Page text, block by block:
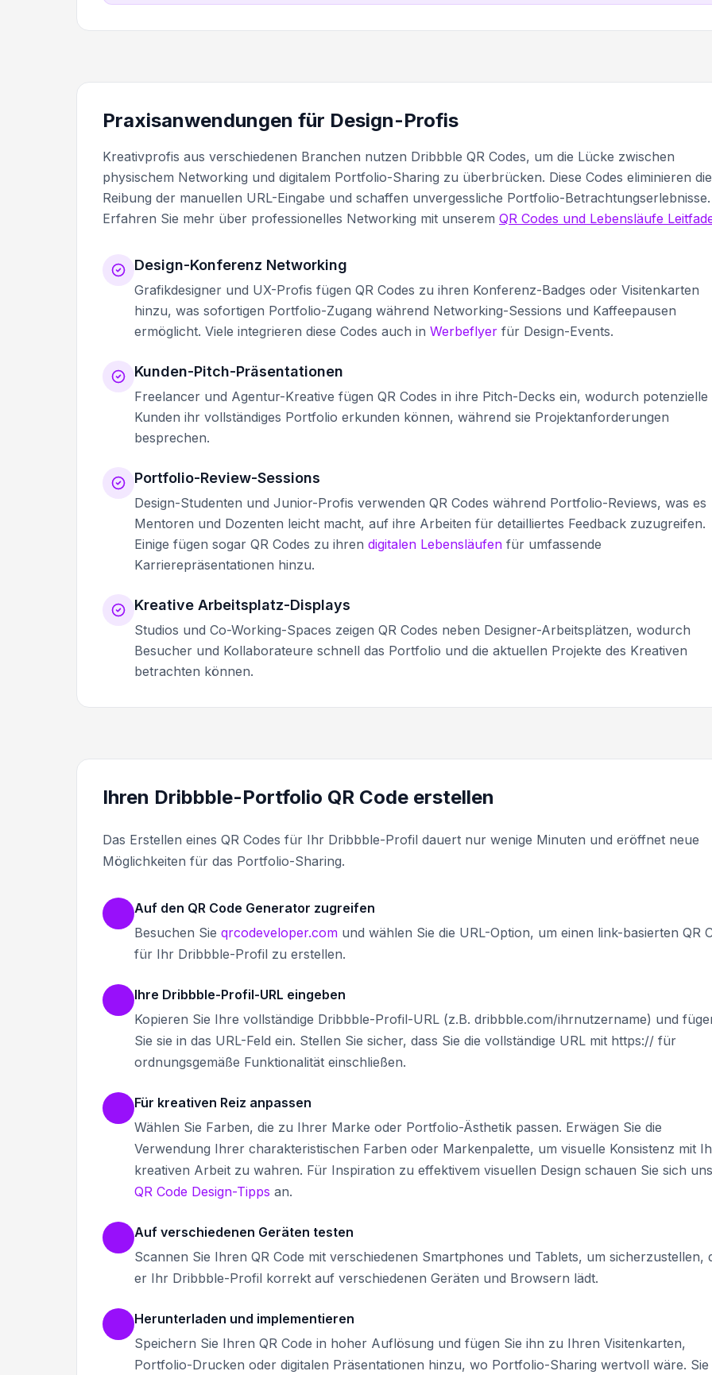
Praxisanwendungen für Design-Profis
Kreativprofis aus verschiedenen Branchen nutzen Dribbble QR Codes, um die Lücke zwischen
physischem Networking und digitalem Portfolio-Sharing zu überbrücken. Diese Codes eliminieren die
Reibung der manuellen URL-Eingabe und schaffen unvergessliche Portfolio-Betrachtungserlebnisse.
Erfahren Sie mehr über professionelles Networking mit unserem QR Codes und Lebensläufe
Design-Konferenz Networking
Grafikdesigner und UX-Profis fügen QR Codes zu ihren Konferenz-Badges oder Visitenkarten
hinzu, was sofortigen Portfolio-Zugang während Networking-Sessions und Kaffeepausen
ermöglicht. Viele integrieren diese Codes auch in Werbeflyer für Design-Events.
Kunden-Pitch-Präsentationen
Freelancer und Agentur-Kreative fügen QR Codes in ihre Pitch-Decks ein, wodurch potenzielle
Kunden ihr vollständiges Portfolio erkunden können, während sie Projektanforderungen
besprechen.
Portfolio-Review-Sessions
Design-Studenten und Junior-Profis verwenden QR Codes während Portfolio-Reviews, was es
Mentoren und Dozenten leicht macht, auf ihre Arbeiten für detailliertes Feedback zuzugreifen.
Einige fügen sogar QR Codes zu ihren digitalen Lebensläufen für umfassende
Karrierepräsentationen hinzu.
Kreative Arbeitsplatz-Displays
Studios und Co-Working-Spaces zeigen QR Codes neben Designer-Arbeitsplätzen, wodurch
Besucher und Kollaborateure schnell das Portfolio und die aktuellen Projekte des Kreativen
betrachten können.
Ihren Dribbble-Portfolio QR Code erstellen
Das Erstellen eines QR Codes für Ihr Dribbble-Profil dauert nur wenige Minuten und eröffnet neue
Möglichkeiten für das Portfolio-Sharing.
Auf den QR Code Generator zugreifen
Besuchen Sie qrcodeveloper.com und wählen Sie die URL-Option, um einen link-basierten QR
für Ihr Dribbble-Profil zu erstellen.
Ihre Dribbble-Profil-URL eingeben
Kopieren Sie Ihre vollständige Dribbble-Profil-URL (z.B. dribbble.com/ihrnutzername) und
Sie sie in das URL-Feld ein. Stellen Sie sicher, dass Sie die vollständige URL mit https:// für
ordnungsgemäße Funktionalität einschließen.
Für kreativen Reiz anpassen
Wählen Sie Farben, die zu Ihrer Marke oder Portfolio-Ästhetik passen. Erwägen Sie die
Verwendung Ihrer charakteristischen Farben oder Markenpalette, um visuelle Konsistenz mit
kreativen Arbeit zu wahren. Für Inspiration zu effektivem visuellen Design schauen Sie sich
QR Code Design-Tipps an.
Auf verschiedenen Geräten testen
Scannen Sie Ihren QR Code mit verschiedenen Smartphones und Tablets, um sicherzustellen,
er Ihr Dribbble-Profil korrekt auf verschiedenen Geräten und Browsern lädt.
Herunterladen und implementieren
Speichern Sie Ihren QR Code in hoher Auflösung und fügen Sie ihn zu Ihren Visitenkarten,
Portfolio-Drucken oder digitalen Präsentationen hinzu, wo Portfolio-Sharing wertvoll wäre. Sie